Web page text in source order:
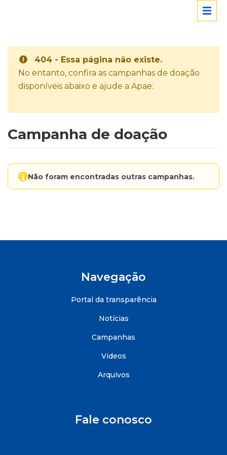
404 - Essa página não existe.
No entanto, confira as campanhas de doação
disponíveis abaixo e ajude a Apae:
Campanha de doação
Não foram encontradas outras campanhas.
Navegação
Portal da transparência
Notícias
Campanhas
Videos
Arquivos
Fale conosco